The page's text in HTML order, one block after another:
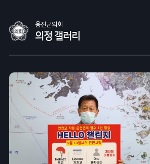
옹진군의회
의정 갤러리